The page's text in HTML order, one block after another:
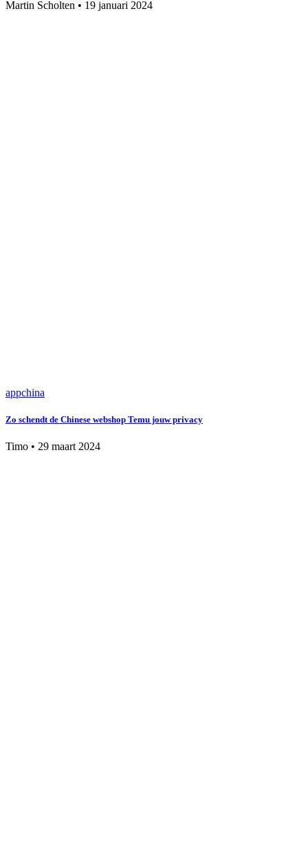
Martin Scholten • 19 januari 2024
appchina
Zo schendt de Chinese webshop Temu jouw privacy
Timo • 29 maart 2024